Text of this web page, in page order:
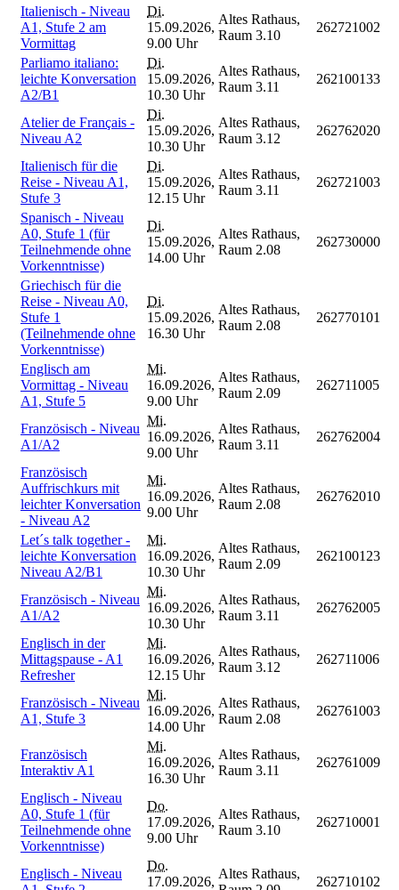
Italienisch - Niveau
A1, Stufe 2 am
Vormittag
Di.
15.09.2026,
9.00 Uhr
Altes Rathaus,
Raum 3.10
262721002
Parliamo italiano:
leichte Konversation
A2/B1
Di.
15.09.2026,
10.30 Uhr
Altes Rathaus,
Raum 3.11
262100133
Atelier de Français -
Niveau A2
Di.
15.09.2026,
10.30 Uhr
Altes Rathaus,
Raum 3.12
262762020
Italienisch für die
Reise - Niveau A1,
Stufe 3
Di.
15.09.2026,
12.15 Uhr
Altes Rathaus,
Raum 3.11
262721003
Spanisch - Niveau
A0, Stufe 1 (für
Teilnehmende ohne
Vorkenntnisse)
Di.
15.09.2026,
14.00 Uhr
Altes Rathaus,
Raum 2.08
262730000
Griechisch für die
Reise - Niveau A0,
Stufe 1
(Teilnehmende ohne
Vorkenntnisse)
Di.
15.09.2026,
16.30 Uhr
Altes Rathaus,
Raum 2.08
262770101
Englisch am
Vormittag - Niveau
A1, Stufe 5
Mi.
16.09.2026,
9.00 Uhr
Altes Rathaus,
Raum 2.09
262711005
Französisch - Niveau
A1/A2
Mi.
16.09.2026,
9.00 Uhr
Altes Rathaus,
Raum 3.11
262762004
Französisch
Auffrischkurs mit
leichter Konversation
- Niveau A2
Mi.
16.09.2026,
9.00 Uhr
Altes Rathaus,
Raum 2.08
262762010
Let´s talk together -
leichte Konversation
Niveau A2/B1
Mi.
16.09.2026,
10.30 Uhr
Altes Rathaus,
Raum 2.09
262100123
Französisch - Niveau
A1/A2
Mi.
16.09.2026,
10.30 Uhr
Altes Rathaus,
Raum 3.11
262762005
Englisch in der
Mittagspause - A1
Refresher
Mi.
16.09.2026,
12.15 Uhr
Altes Rathaus,
Raum 3.12
262711006
Französisch - Niveau
A1, Stufe 3
Mi.
16.09.2026,
14.00 Uhr
Altes Rathaus,
Raum 2.08
262761003
Französisch
Interaktiv A1
Mi.
16.09.2026,
16.30 Uhr
Altes Rathaus,
Raum 3.11
262761009
Englisch - Niveau
A0, Stufe 1 (für
Teilnehmende ohne
Vorkenntnisse)
Do.
17.09.2026,
9.00 Uhr
Altes Rathaus,
Raum 3.10
262710001
Englisch - Niveau
Do.
17.09.2026,
Altes Rathaus,
262710102